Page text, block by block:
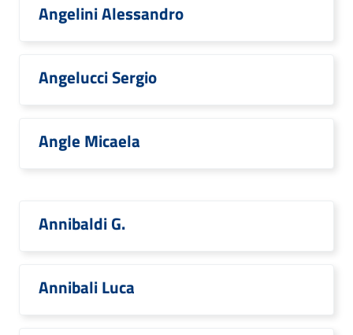
Angelini Alessandro
Angelucci Sergio
Angle Micaela
Annibaldi G.
Annibali Luca